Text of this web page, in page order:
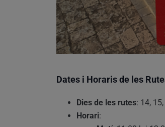
Dates i Horaris de les
Dies de les rutes: 14,
Horari: